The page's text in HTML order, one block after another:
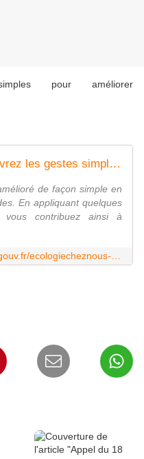
pour améliorer
#Écologiecheznous : découvrez les gestes simples pour améliorer votre environnement
de façon simple en
En appliquant quelques
vous contribuez ainsi à